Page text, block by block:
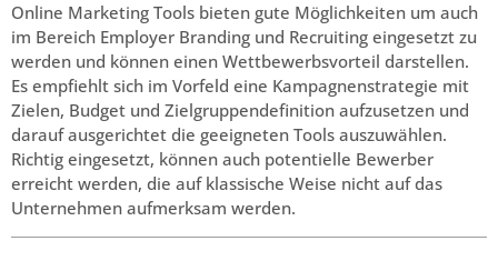
Online Marketing Tools bieten gute Möglichkeiten um auch
im Bereich Employer Branding und Recruiting eingesetzt zu
werden und können einen Wettbewerbsvorteil darstellen.
Es empfiehlt sich im Vorfeld eine Kampagnenstrategie mit
Zielen, Budget und Zielgruppendefinition aufzusetzen und
darauf ausgerichtet die geeigneten Tools auszuwählen.
Richtig eingesetzt, können auch potentielle Bewerber
erreicht werden, die auf klassische Weise nicht auf das
Unternehmen aufmerksam werden.